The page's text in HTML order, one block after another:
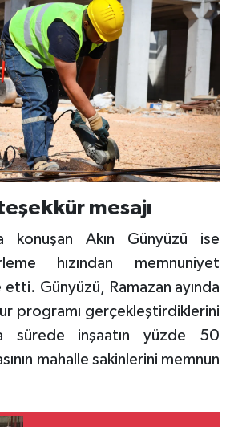
mesajı
konuşan Akın Günyüzü ise
hızından memnuniyet
etti. Günyüzü, Ramazan ayında
programı gerçekleştirdiklerini
sürede inşaatın yüzde 50
mahalle sakinlerini memnun